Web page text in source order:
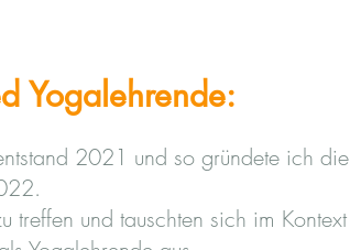
Yogalehrende:
2021 und so gründete ich die
treffen und tauschten sich im Kontext